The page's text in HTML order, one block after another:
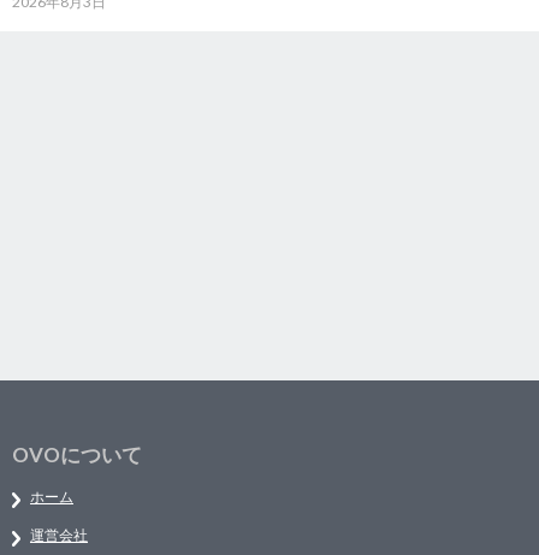
OVOについて
ホーム
運営会社